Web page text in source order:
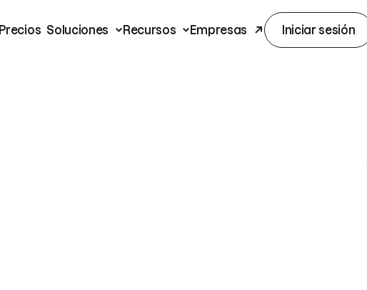
Precios Soluciones Recursos Empresas Iniciar sesión